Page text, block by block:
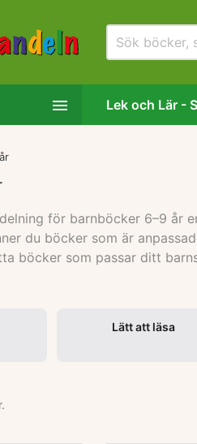
 Lek och Lär -
för barnböcker 6–9
du böcker som är
böcker som passar ditt
Lätt att läsa